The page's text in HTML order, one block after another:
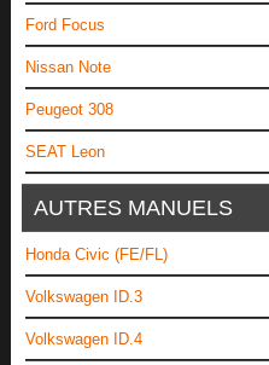
Ford Focus
Nissan Note
Peugeot 308
SEAT Leon
AUTRES MANUELS
Honda Civic (FE/FL)
Volkswagen ID.3
Volkswagen ID.4